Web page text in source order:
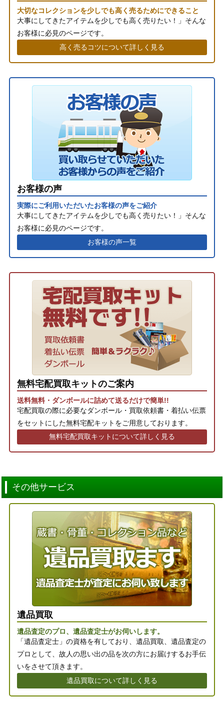
大切なコレクションを少しでも高く売るためにできること
大事にしてきたアイテムを少しでも高く売りたい！」そんな
お客様に必見のページです。
高く売るコツについて詳しく見る
お客様の声
実際にご利用いただいたお客様の声をご紹介
大事にしてきたアイテムを少しでも高く売りたい！」そんな
お客様に必見のページです。
お客様の声一覧
無料宅配買取キットのご案内
送料無料・ダンボールに詰めて送るだけで簡単!!
宅配買取の際に必要なダンボール・買取依頼書・着払い伝票
をセットにした無料宅配キットをご用意しております。
無料宅配買取キットについて詳しく見る
その他サービス
遺品買取
遺品査定のプロ、遺品査定士がお伺いします。
「遺品査定士」の資格を有しており、遺品買取、遺品査定の
プロとして、故人の思い出の品を次の方にお届けするお手伝
いをさせて頂きます。
遺品買取について詳しく見る